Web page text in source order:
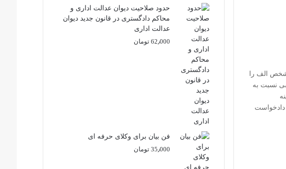
الف را
نسبت به
دادخواست
حدود صلاحیت دیوان عدالت اداری و
محاکم دادگستری در قانون جدید دیوان
عدالت اداری
62٫000 تومان
فن بیان برای وکلای حرفه ای
35٫000 تومان